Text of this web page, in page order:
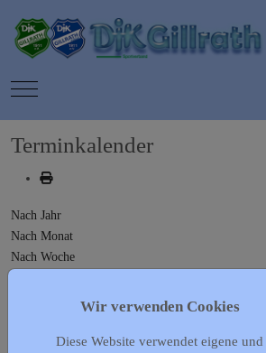
Mobile Menu Toggle
Terminkalender
Nach Jahr
Nach Monat
Nach Woche
Gehe zu Monat
Gehe zu Monat
Wir verwenden Cookies
Diese Website verwendet eigene und